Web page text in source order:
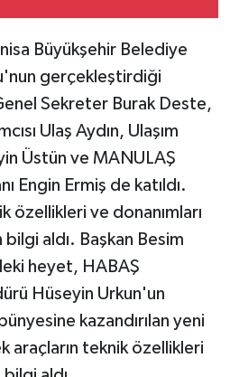
Büyükşehir Belediye
gerçekleştirdiği
Sekreter Burak Deste,
Ulaş Aydın, Ulaşım
Üstün ve MANULAŞ
Engin Ermiş de katıldı.
özellikleri ve donanımları
aldı. Başkan Besim
heyet, HABAŞ
Hüseyin Urkun'un
kazandırılan yeni
araçların teknik özellikleri